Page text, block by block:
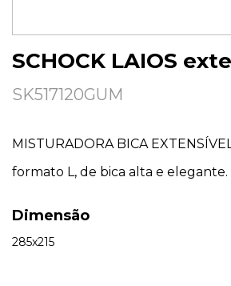
SCHOCK LAIOS
SK517120GUM
MISTURADORA BICA
formato L, de bica alta e elegante.
Dimensão
285x215